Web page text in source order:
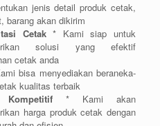
jenis detail produk cetak,
barang akan dikirim
Cetak* Kami siap untuk
solusi yang efektif
cetak anda
bisa menyediakan beraneka-
kualitas terbaik
Kompetitif * Kami akan
harga produk cetak dengan